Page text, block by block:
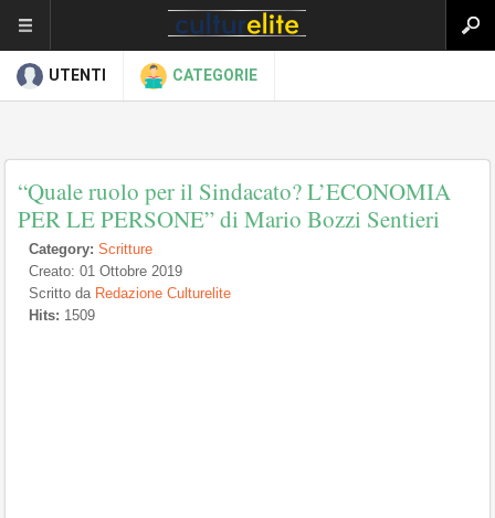
UTENTI CATEGORIE
“Quale ruolo per il Sindacato? L’ECONOMIA
PER LE PERSONE” di Mario Bozzi Sentieri
Category: Scritture
Creato: 01 Ottobre 2019
Scritto da Redazione Culturelite
Hits: 1509